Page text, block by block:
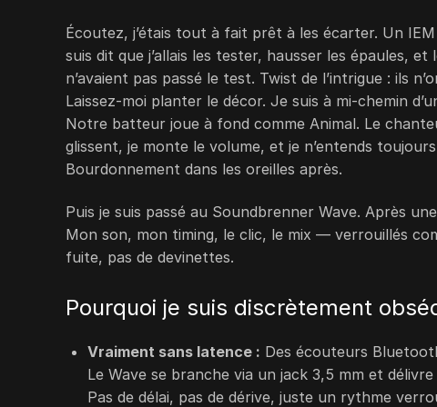
Écoutez, j’étais tout à fait prêt à les écarter. Un
suis dit que j’allais les tester, hausser les épaules,
n’avaient pas passé le test. Twist de l’intrigue : ils
Laissez-moi planter le décor. Je suis à mi-chemin
Notre batteur joue à fond comme Animal. Le
glissent, je monte le volume, et je n’entends
Bourdonnement dans les oreilles après.
Puis je suis passé au Soundbrenner Wave. Après
Mon son, mon timing, le clic, le mix — verrouillés
fuite, pas de devinettes.
Pourquoi je suis discrètement
Vraiment sans latence : Des écouteurs
Le Wave se branche via un jack 3,5 mm et délivre
Pas de délai, pas de dérive, juste un rythme